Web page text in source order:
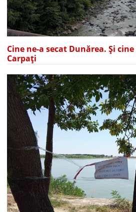
Cine ne-a secat Dunărea. Și
Carpați